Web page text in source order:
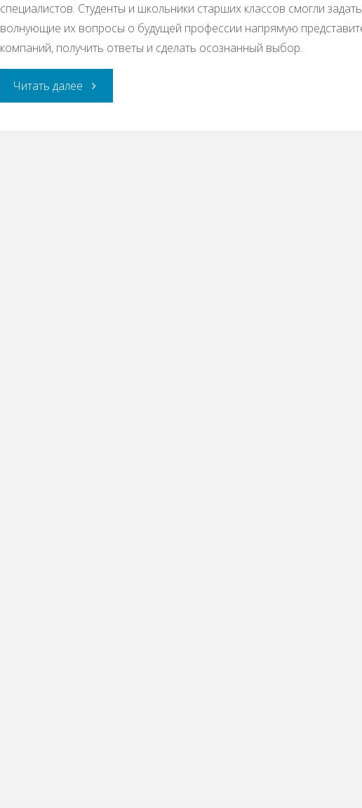
специалистов. Студенты и школьники старших классов смогли задать
волнующие их вопросы о будущей профессии напрямую
компаний, получить ответы и сделать осознанный выбор.
Читать далее «Студенческая